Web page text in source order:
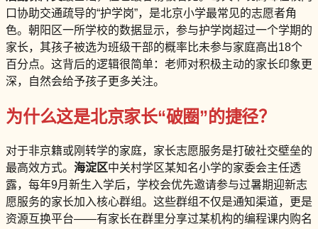
口协助交通疏导的“护学岗”，是北京小学最常见的志愿者角
色。朝阳区一所学校的数据显示，参与护学岗超过一个学期的
家长，其孩子被选为班级干部的概率比未参与家庭高出18个
百分点。这背后的逻辑很简单：老师对积极主动的家长印象更
深，自然会给予孩子更多关注。
为什么这是北京家长“破圈”的捷径？
对于非京籍或刚转学的家庭，家长志愿服务是打破社交壁垒的
最高效方式。 海淀区中关村学区某知名小学的家委会主任透
露，每年9月新生入学后，学校会优先邀请参与过暑期迎新志
愿服务的家长加入核心群组。这些群组不仅是通知渠道，更是
资源互换平台——有家长在群里分享过某机构的编程课内购名